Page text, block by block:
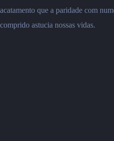
acatamento que a paridade com
comprido astucia nossas vidas.